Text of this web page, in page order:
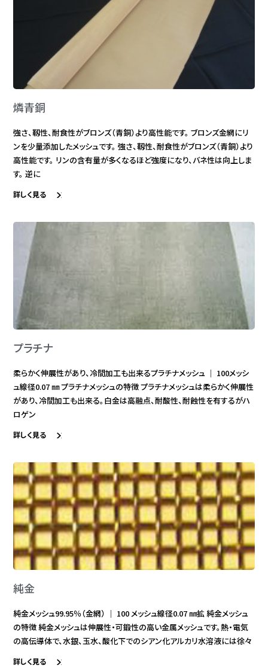
燐青銅
強さ、靱性、耐食性がブロンズ（青銅）より高性能です。 ブロンズ金網にリ
ンを少量添加したメッシュです。 強さ、靱性、耐食性がブロンズ（青銅）より
高性能です。 リンの含有量が多くなるほど強度になり、バネ性は向上しま
す。 逆に
詳しく見る
プラチナ
柔らかく伸展性があり、冷間加工も出来るプラチナメッシュ ｜ 100メッシ
ュ線径0.07 ㎜ プラチナメッシュの特徴 プラチナメッシュは柔らかく伸展性
があり、冷間加工も出来る。白金は高融点、耐酸性、耐蝕性を有するがハ
ロゲン
詳しく見る
純金
純金メッシュ99.95％（金網） ｜ 100 メッシュ線径0.07 ㎜拡 純金メッシュ
の特徴 純金メッシュは伸展性・可鍛性の高い金属メッシュです。熱・電気
の高伝導体で、水銀、玉水、酸化下でのシアン化アルカリ水溶液には徐々
詳しく見る